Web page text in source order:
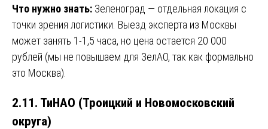
Что нужно знать: Зеленоград — отдельная локация с
точки зрения логистики. Выезд эксперта из Москвы
может занять 1-1,5 часа, но цена остается 20 000
рублей (мы не повышаем для ЗелАО, так как формально
это Москва).
2.11. ТиНАО (Троицкий и Новомосковский
округа)